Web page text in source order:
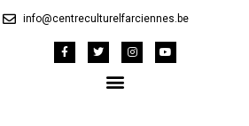
info@centreculturelfarciennes.be